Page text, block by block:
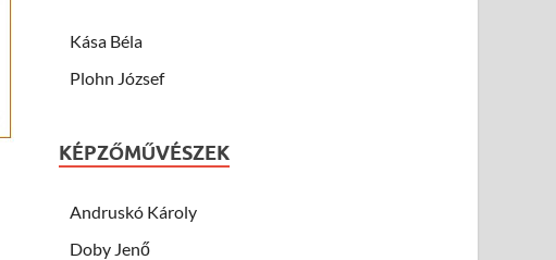
Kása Béla
Plohn József
KÉPZŐMŰVÉSZEK
Andruskó Károly
Doby Jenő